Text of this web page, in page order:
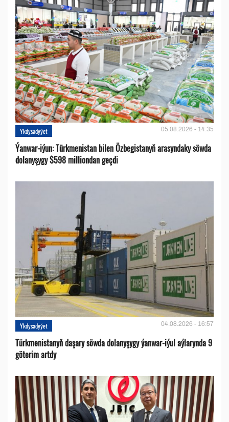
Ykdysadyýet 05.08.2026 - 14:35
Ýanwar-iýun: Türkmenistan bilen Özbegistanyň arasyndaky söwda
dolanyşygy $598 milliondan geçdi
Ykdysadyýet 04.08.2026 - 16:57
Türkmenistanyň daşary söwda dolanyşygy ýanwar-iýul aýlarynda 9
göterim artdy